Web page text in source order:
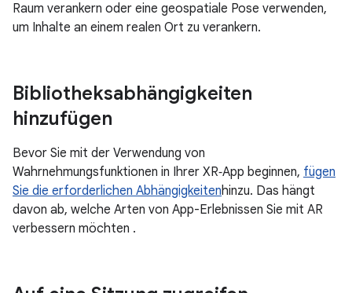
Raum verankern oder eine geospatiale Pose verwenden,
um Inhalte an einem realen Ort zu verankern.
Bibliotheksabhängigkeiten
hinzufügen
Bevor Sie mit der Verwendung von
Wahrnehmungsfunktionen in Ihrer XR‑App beginnen, fügen
Sie die erforderlichen Abhängigkeitenhinzu. Das hängt
davon ab, welche Arten von App-Erlebnissen Sie mit AR
verbessern möchten .